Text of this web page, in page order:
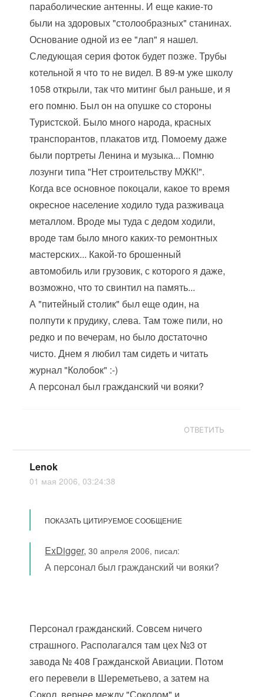
параболические антенны. И еще какие-то
были на здоровых "столообразных" станинах.
Основание одной из ее "лап" я нашел.
Следующая серия фоток будет позже. Трубы
котельной я что то не видел. В 89-м уже школу
1058 открыли, так что митинг был раньше, и я
его помню. Был он на опушке со стороны
Туристской. Было много народа, красных
транспорантов, плакатов итд. Помоему даже
были портреты Ленина и музыка... Помню
лозунги типа "Нет строительству МЖК!".
Когда все основное покоцали, какое то время
окресное население ходило туда разживаца
металлом. Вроде мы туда с дедом ходили,
вроде там было много каких-то ремонтных
мастерских... Какой-то брошенный
автомобиль или грузовик, с которого я даже,
возможно, что то свинтил на память...
А "питейный столик" был еще один, на
полпути к прудику, слева. Там тоже пили, но
редко и по вечерам, но было достаточно
чисто. Днем я любил там сидеть и читать
журнал "Колобок" :-)
А персонал был гражданский чи вояки?
ОТВЕТИТЬ
Lenok
01 мая 2006, 03:24:38
ПОКАЗАТЬ ЦИТИРУЕМОЕ СООБЩЕНИЕ
ExDigger,30 апреля 2006, писал:
А персонал был гражданский чи вояки?
Персонал гражданский. Совсем ничего
страшного. Располагался там цех №3 от
завода № 408 Гражданской Авиации. Потом
его перевели в Шереметьево, а затем на